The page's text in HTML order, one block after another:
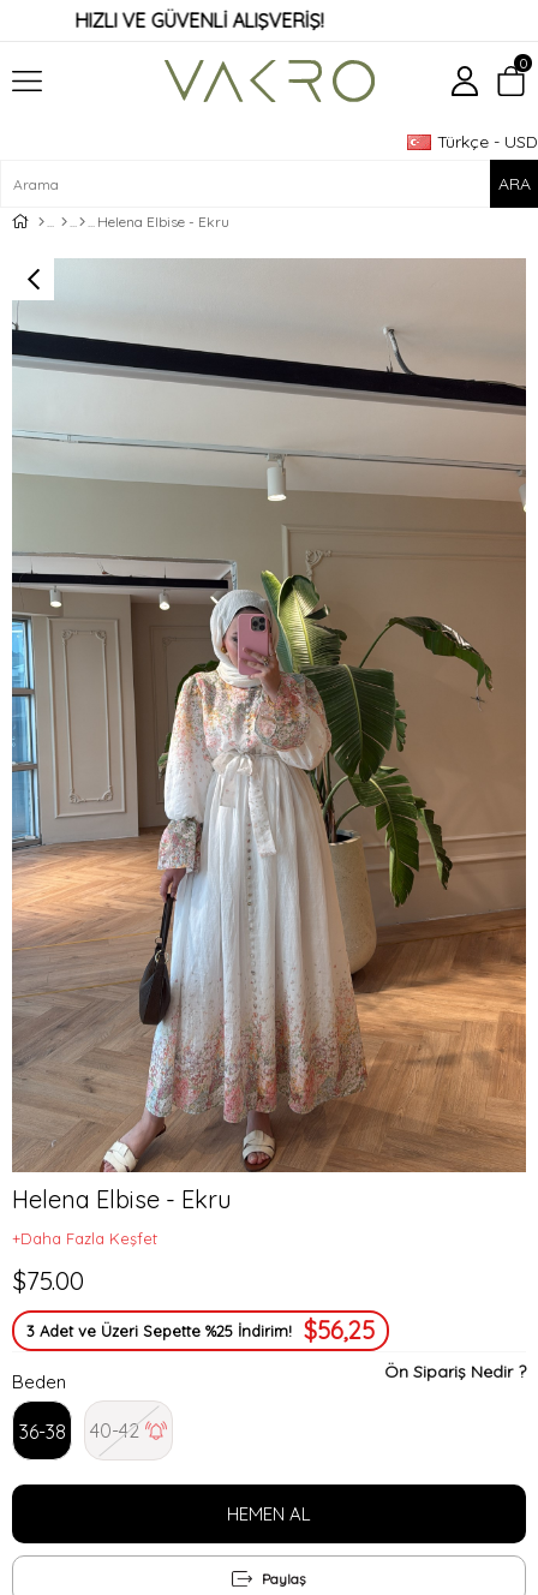
HIZLI VE GÜVENLİ ALIŞVERİŞ!
Türkçe - USD
0
Helena Elbise - Ekru
Helena Elbise - Ekru
+Daha Fazla Keşfet
$75.00
3 Adet ve Üzeri Sepette %25 İndirim! $56,25
Ön Sipariş Nedir ?
Beden
36-38 40-42
Paylaş